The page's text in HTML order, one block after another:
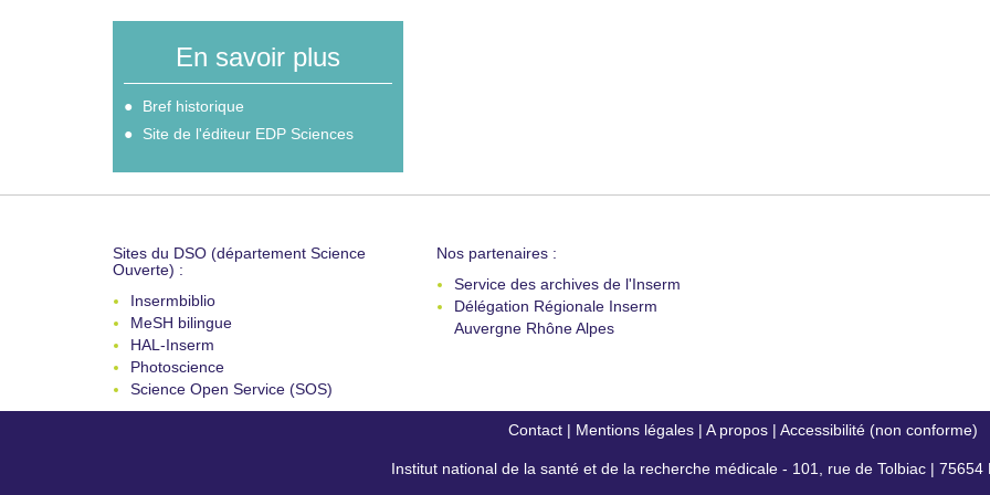
En savoir plus
Bref historique
Site de l'éditeur EDP Sciences
Sites du DSO (département Science
Ouverte) :
Insermbiblio
MeSH bilingue
HAL-Inserm
Photoscience
Science Open Service (SOS)
Nos partenaires :
Service des archives de l'Inserm
Délégation Régionale Inserm
Auvergne Rhône Alpes
Contact| Mentions légales| A propos| Accessibilité (non conforme)
Institut national de la santé et de la recherche médicale - 101, rue de Tolbiac | 75654